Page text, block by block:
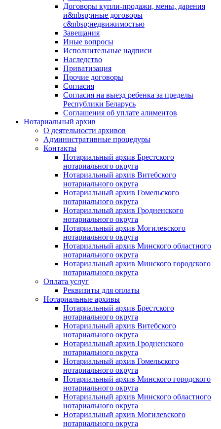
Договоры купли-продажи, мены, дарения
и&nbsp;иные договоры
с&nbsp;недвижимостью
Завещания
Иные вопросы
Исполнительные надписи
Наследство
Приватизация
Прочие договоры
Согласия
Согласия на выезд ребенка за пределы
Республики Беларусь
Соглашения об уплате алиментов
Нотариальный архив
О деятельности архивов
Административные процедуры
Контакты
Нотариальный архив Брестского
нотариального округа
Нотариальный архив Витебского
нотариального округа
Нотариальный архив Гомельского
нотариального округа
Нотариальный архив Гродненского
нотариального округа
Нотариальный архив Могилевского
нотариального округа
Нотариальный архив Минского областного
нотариального округа
Нотариальный архив Минского городского
нотариального округа
Оплата услуг
Реквизиты для оплаты
Нотариальные архивы
Нотариальный архив Брестского
нотариального округа
Нотариальный архив Витебского
нотариального округа
Нотариальный архив Гродненского
нотариального округа
Нотариальный архив Гомельского
нотариального округа
Нотариальный архив Минского городского
нотариального округа
Нотариальный архив Минского областного
нотариального округа
Нотариальный архив Могилевского
нотариального округа